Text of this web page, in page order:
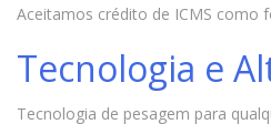
Aceitamos crédito de ICMS como
Tecnologia e
Tecnologia de pesagem para